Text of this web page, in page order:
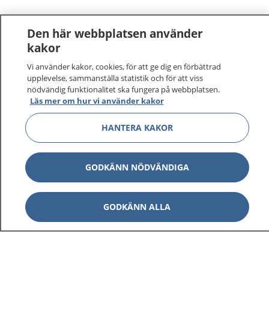
Den här webbplatsen använder
kakor
Vi använder kakor, cookies, för att ge dig en förbättrad
upplevelse, sammanställa statistik och för att viss
nödvändig funktionalitet ska fungera på webbplatsen.
Läs mer om hur vi använder kakor
HANTERA KAKOR
GODKÄNN NÖDVÄNDIGA
GODKÄNN ALLA